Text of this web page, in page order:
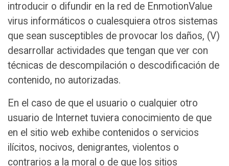
introducir o difundir en la red de EnmotionValue
virus informáticos o cualesquiera otros sistemas
que sean susceptibles de provocar los daños, (V)
desarrollar actividades que tengan que ver con
técnicas de descompilación o descodificación de
contenido, no autorizadas.
En el caso de que el usuario o cualquier otro
usuario de Internet tuviera conocimiento de que
en el sitio web exhibe contenidos o servicios
ilícitos, nocivos, denigrantes, violentos o
contrarios a la moral o de que los sitios